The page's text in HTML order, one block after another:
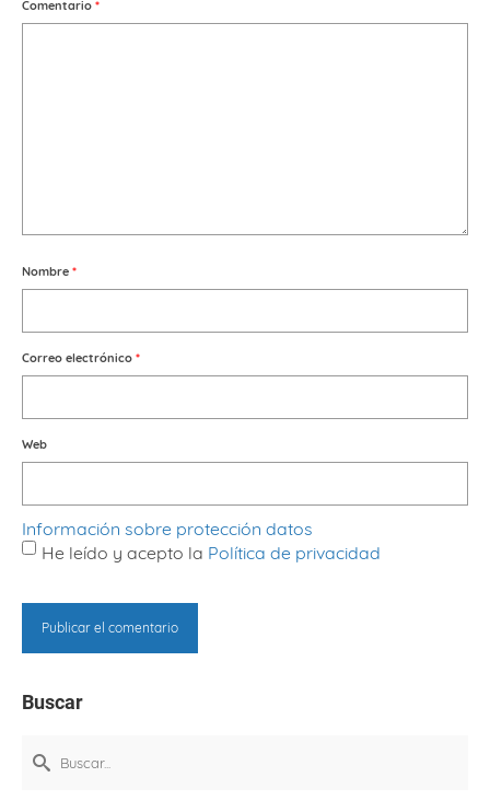
Comentario *
Nombre *
Correo electrónico *
Web
Información sobre protección datos
He leído y acepto la Política de privacidad
Buscar
por: